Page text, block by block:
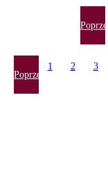
Poprzednia
1 2 3